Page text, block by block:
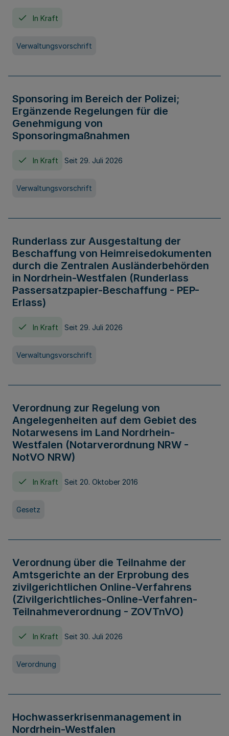
In Kraft
Verwaltungsvorschrift
Sponsoring im Bereich der Polizei;
Ergänzende Regelungen für die
Genehmigung von
Sponsoringmaßnahmen
In Kraft Seit 29. Juli 2026
Verwaltungsvorschrift
Runderlass zur Ausgestaltung der
Beschaffung von Heimreisedokumenten
durch die Zentralen Ausländerbehörden
in Nordrhein-Westfalen (Runderlass
Passersatzpapier-Beschaffung - PEP-
Erlass)
In Kraft Seit 29. Juli 2026
Verwaltungsvorschrift
Verordnung zur Regelung von
Angelegenheiten auf dem Gebiet des
Notarwesens im Land Nordrhein-
Westfalen (Notarverordnung NRW -
NotVO NRW)
In Kraft Seit 20. Oktober 2016
Gesetz
Verordnung über die Teilnahme der
Amtsgerichte an der Erprobung des
zivilgerichtlichen Online-Verfahrens
(Zivilgerichtliches-Online-Verfahren-
Teilnahmeverordnung - ZOVTnVO)
In Kraft Seit 30. Juli 2026
Verordnung
Hochwasserkrisenmanagement in
Nordrhein-Westfalen